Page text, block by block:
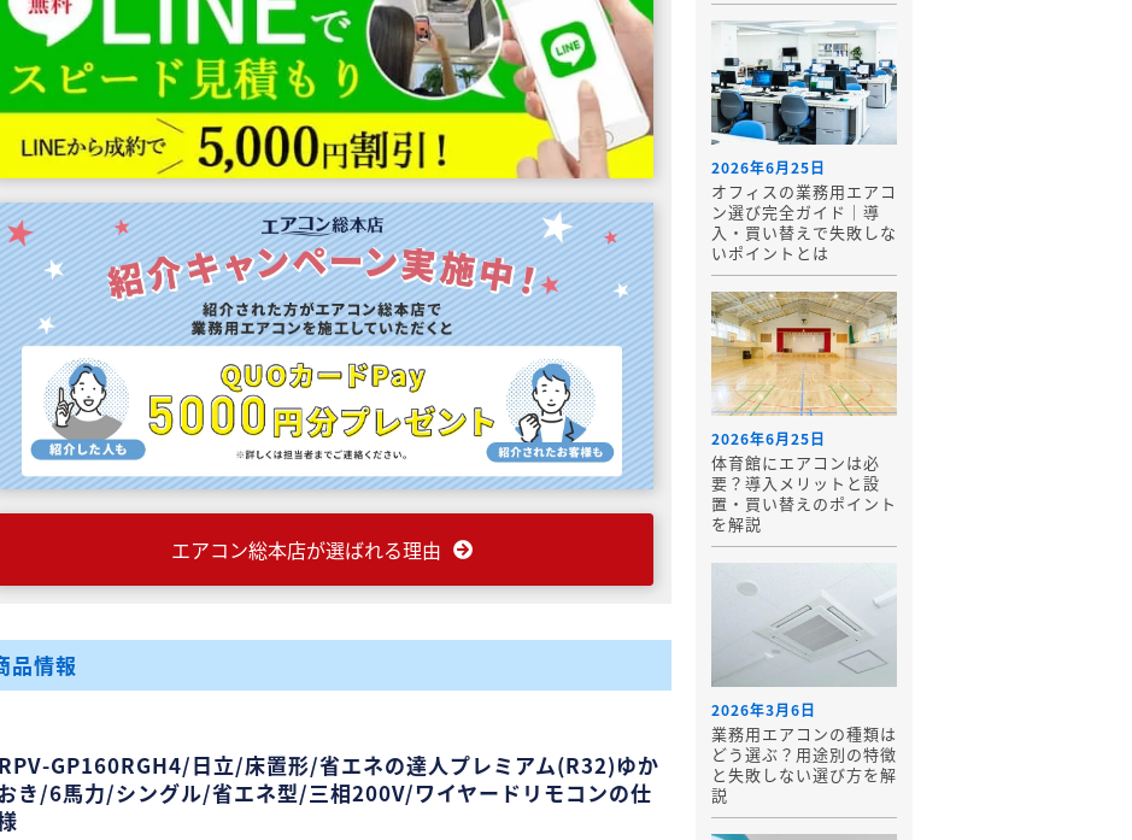
エアコン総本店が選ばれる理由
品情報
RPV-GP160RGH4/日立/床置形/省エネの達人プレミアム(R32)ゆか
き/6馬力/シングル/省エネ型/三相200V/ワイヤードリモコンの仕
2026年6月25日
オフィスの業務用エアコ
ン選び完全ガイド｜導
入・買い替えで失敗しな
いポイントとは
2026年6月25日
体育館にエアコンは必
要？導入メリットと設
置・買い替えのポイント
を解説
2026年3月6日
業務用エアコンの種類は
どう選ぶ？用途別の特徴
と失敗しない選び方を解
説